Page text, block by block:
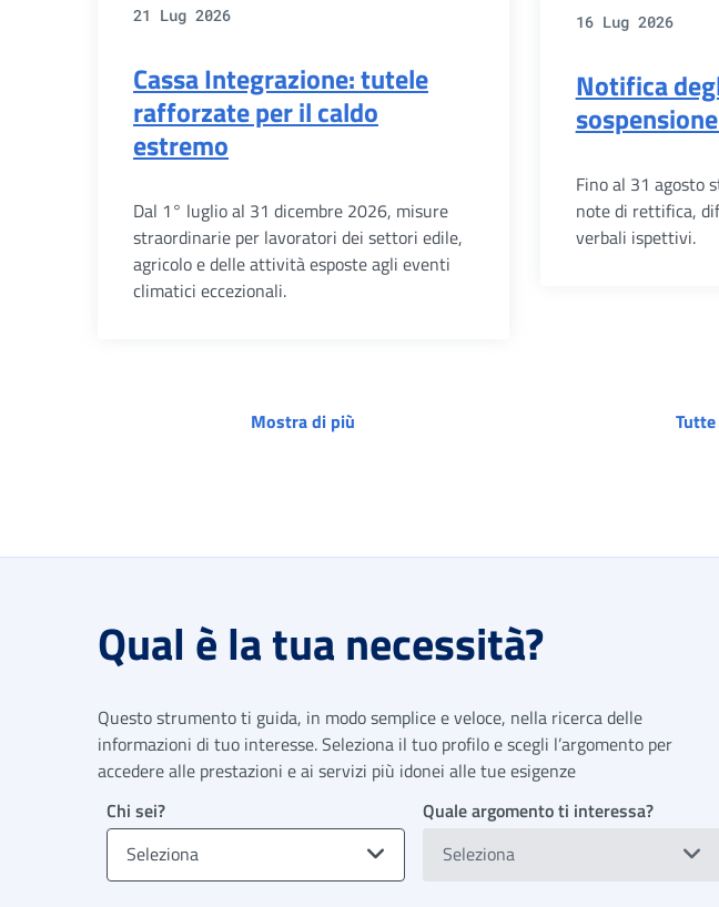
21 Lug 2026
Cassa Integrazione: tutele
rafforzate per il caldo
estremo
Dal 1° luglio al 31 dicembre 2026, misure
straordinarie per lavoratori dei settori edile,
agricolo e delle attività esposte agli eventi
climatici eccezionali.
16 Lug 2026
Notifica
Fino al 31 agosto
note di rettifica,
verbali ispettivi.
Mostra di più
Qual è la tua necessità?
Questo strumento ti guida, in modo semplice e veloce, nella ricerca delle
informazioni di tuo interesse. Seleziona il tuo profilo e scegli l’argomento per
accedere alle prestazioni e ai servizi più idonei alle tue esigenze
Chi sei?
Seleziona
Quale argomento ti interessa?
Seleziona